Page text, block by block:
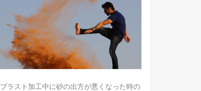
ラスト加工中に砂の出方が悪くなった時の